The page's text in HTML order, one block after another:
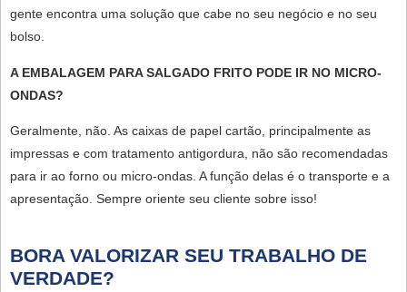
gente encontra uma solução que cabe no seu negócio e no seu
bolso.
A EMBALAGEM PARA SALGADO FRITO PODE IR NO MICRO-
ONDAS?
Geralmente, não. As caixas de papel cartão, principalmente as
impressas e com tratamento antigordura, não são recomendadas
para ir ao forno ou micro-ondas. A função delas é o transporte e a
apresentação. Sempre oriente seu cliente sobre isso!
BORA VALORIZAR SEU TRABALHO DE
VERDADE?